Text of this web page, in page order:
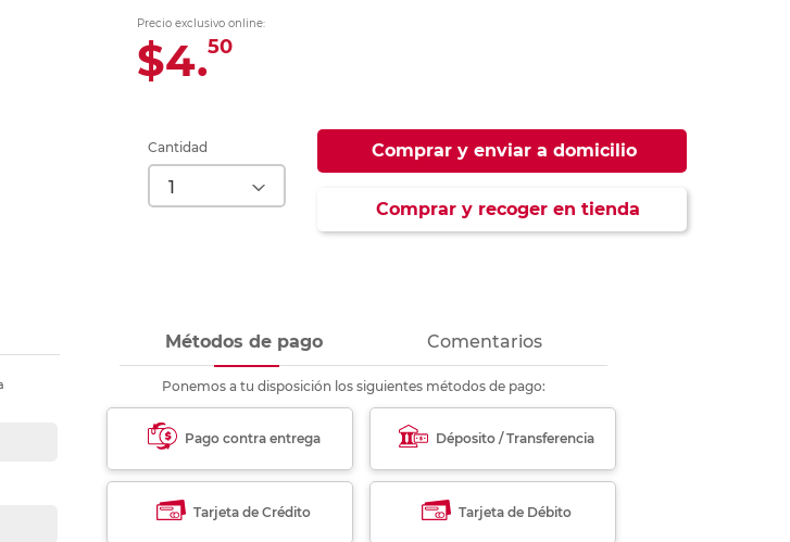
Precio exclusivo online:
$4.50
Cantidad Comprar y enviar a domicilio
Comprar y recoger en tienda
Métodos de pago Comentarios
Ponemos a tu disposición los siguientes métodos de pago:
Pago contra entrega Déposito / Transferencia
Tarjeta de Crédito Tarjeta de Débito